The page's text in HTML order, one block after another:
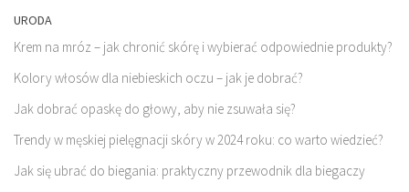
URODA
Krem na mróz – jak chronić skórę i wybierać odpowiednie produkty?
Kolory włosów dla niebieskich oczu – jak je dobrać?
Jak dobrać opaskę do głowy, aby nie zsuwała się?
Trendy w męskiej pielęgnacji skóry w 2024 roku: co warto wiedzieć?
Jak się ubrać do biegania: praktyczny przewodnik dla biegaczy